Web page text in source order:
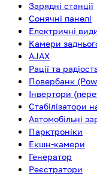
Зарядні станції
Сонячні панелі
Електричні
Камери
AJAX
Рації та
Повербанк
Інвертори
Стабілізатори
Автомобільні
Парктроніки
Екшн-камери
Генератор
Реєстратори